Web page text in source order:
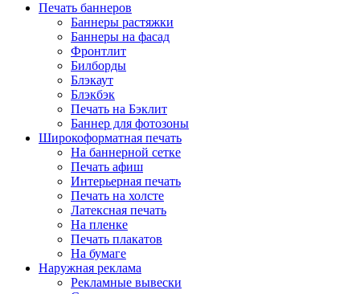
Печать баннеров
Баннеры растяжки
Баннеры на фасад
Фронтлит
Билборды
Блэкаут
Блэкбэк
Печать на Бэклит
Баннер для фотозоны
Широкоформатная печать
На баннерной сетке
Печать афиш
Интерьерная печать
Печать на холсте
Латексная печать
На пленке
Печать плакатов
На бумаге
Наружная реклама
Рекламные вывески